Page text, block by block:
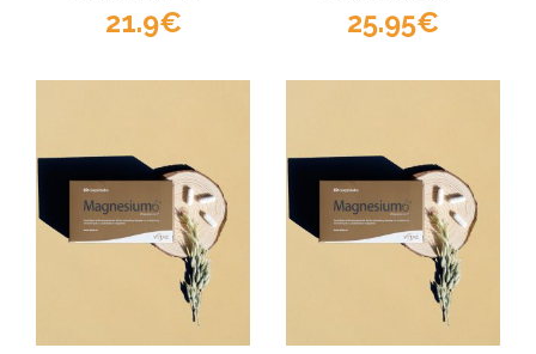
VITAE
21.9
VITAE
25.95